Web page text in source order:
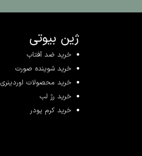
ژین بیوتی
خرید ضد آفتاب
خرید شوینده صورت
خرید محصولات اوردینری
خرید رژ لب
خرید کرم پودر